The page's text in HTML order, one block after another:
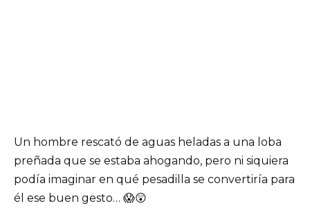
Un hombre rescató de aguas heladas a una loba
preñada que se estaba ahogando, pero ni siquiera
podía imaginar en qué pesadilla se convertiría para
él ese buen gesto… 😱😲